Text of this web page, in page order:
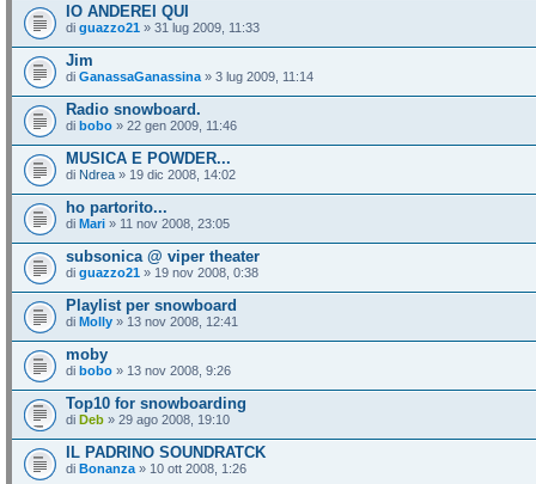
IO ANDEREI QUI
di guazzo21 » 31 lug 2009, 11:33
Jim
di GanassaGanassina » 3 lug 2009, 11:14
Radio snowboard.
di bobo » 22 gen 2009, 11:46
MUSICA E POWDER...
di Ndrea » 19 dic 2008, 14:02
ho partorito...
di Mari » 11 nov 2008, 23:05
subsonica @ viper theater
di guazzo21 » 19 nov 2008, 0:38
Playlist per snowboard
di Molly » 13 nov 2008, 12:41
moby
di bobo » 13 nov 2008, 9:26
Top10 for snowboarding
di Deb » 29 ago 2008, 19:10
IL PADRINO SOUNDRATCK
di Bonanza » 10 ott 2008, 1:26